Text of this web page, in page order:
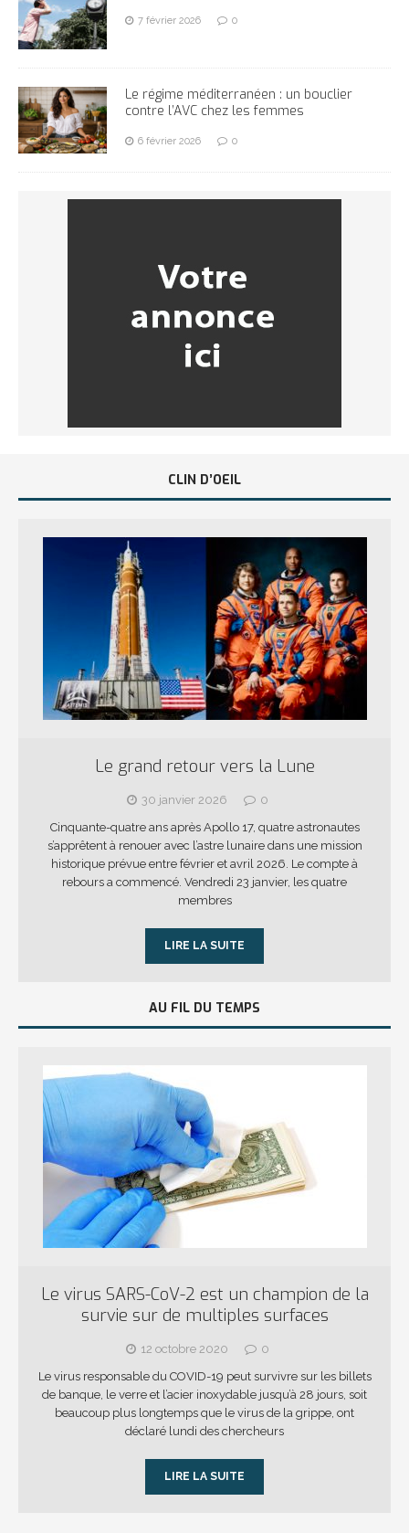
7 février 2026 0
Le régime méditerranéen : un bouclier
contre l’AVC chez les femmes
6 février 2026 0
CLIN D’OEIL
Le grand retour vers la Lune
30 janvier 2026
0
Cinquante-quatre ans après Apollo 17, quatre astronautes
s’apprêtent à renouer avec l’astre lunaire dans une mission
historique prévue entre février et avril 2026. Le compte à
rebours a commencé. Vendredi 23 janvier, les quatre
membres
LIRE LA SUITE
AU FIL DU TEMPS
Le virus SARS-CoV-2 est un champion de la
survie sur de multiples surfaces
12 octobre 2020
0
Le virus responsable du COVID-19 peut survivre sur les billets
de banque, le verre et l’acier inoxydable jusqu’à 28 jours, soit
beaucoup plus longtemps que le virus de la grippe, ont
déclaré lundi des chercheurs
LIRE LA SUITE